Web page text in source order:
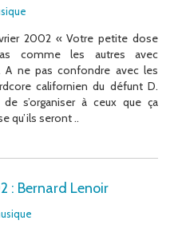
2002 « Votre petite dose
comme les autres avec
A ne pas confondre avec les
californien du défunt D.
s’organiser à ceux que ça
qu’ils seront ..
: Bernard Lenoir